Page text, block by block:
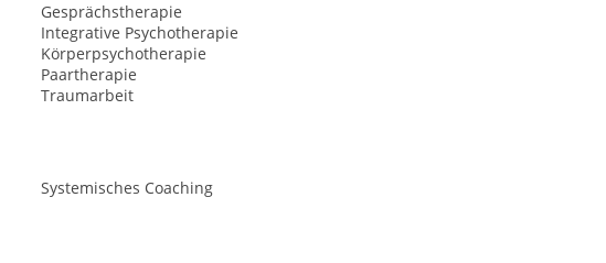
Gesprächstherapie
Integrative Psychotherapie
Körperpsychotherapie
Paartherapie
Traumarbeit
Systemisches Coaching